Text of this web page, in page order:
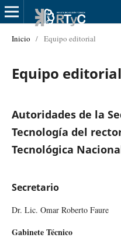
Inicio / Equipo editorial
Equipo editorial
Autoridades de la
Tecnología del
Tecnológica
Secretario
Dr. Lic. Omar Roberto Faure
Gabinete Técnico